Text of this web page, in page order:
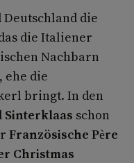
die
die Italiener
Nachbarn
ehe die
bringt. In den
Sinterklaas schon
Französische Père
Christmas